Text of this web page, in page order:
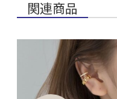
関連商品